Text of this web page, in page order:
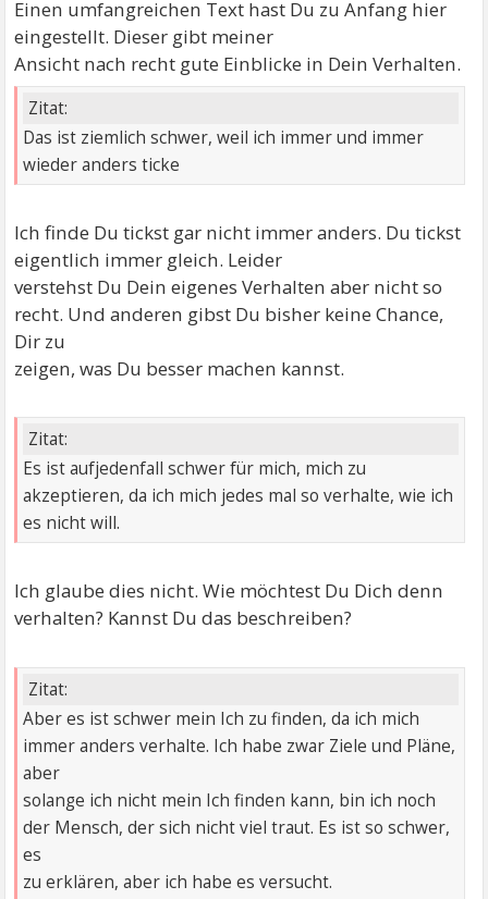
Einen umfangreichen Text hast Du zu Anfang hier
eingestellt. Dieser gibt meiner
Ansicht nach recht gute Einblicke in Dein Verhalten.
Zitat:
Das ist ziemlich schwer, weil ich immer und immer
wieder anders ticke
Ich finde Du tickst gar nicht immer anders. Du tickst
eigentlich immer gleich. Leider
verstehst Du Dein eigenes Verhalten aber nicht so
recht. Und anderen gibst Du bisher keine Chance,
Dir zu
zeigen, was Du besser machen kannst.
Zitat:
Es ist aufjedenfall schwer für mich, mich zu
akzeptieren, da ich mich jedes mal so verhalte, wie ich
es nicht will.
Ich glaube dies nicht. Wie möchtest Du Dich denn
verhalten? Kannst Du das beschreiben?
Zitat:
Aber es ist schwer mein Ich zu finden, da ich mich
immer anders verhalte. Ich habe zwar Ziele und Pläne,
aber
solange ich nicht mein Ich finden kann, bin ich noch
der Mensch, der sich nicht viel traut. Es ist so schwer,
es
zu erklären, aber ich habe es versucht.